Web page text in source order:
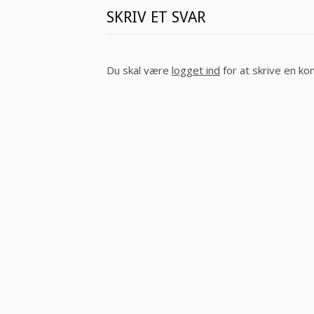
SKRIV ET SVAR
Du skal være logget ind for at skrive en